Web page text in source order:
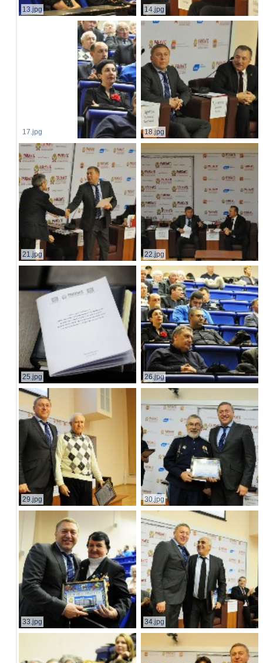
13.jpg 14.jpg
17.jpg 18.jpg
21.jpg 22.jpg
25.jpg 26.jpg
29.jpg 30.jpg
33.jpg 34.jpg